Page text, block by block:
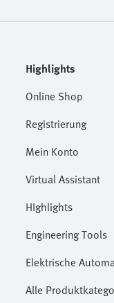
Highlights
Online Shop
Registrierung
Mein Konto
Virtual Assistant
HIghlights
Engineering Tools
Elektrische
Alle